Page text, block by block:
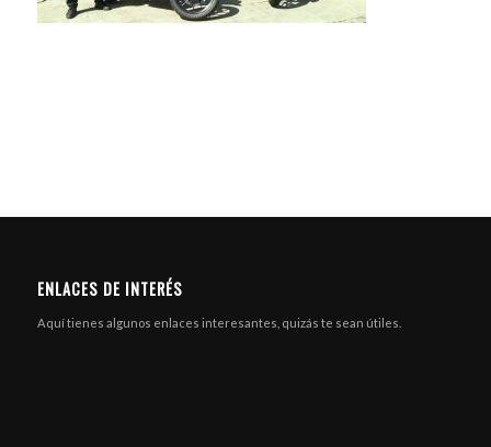
ENLACES DE INTERÉS
Aquí tienes algunos enlaces interesantes, quizás te sean útiles.